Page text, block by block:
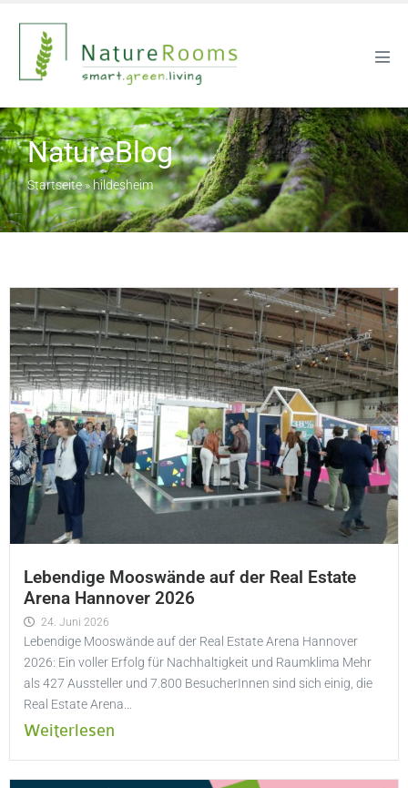
NatureBlog
Startseite»hildesheim
Lebendige Mooswände auf der Real Estate
Arena Hannover 2026
24. Juni 2026
Lebendige Mooswände auf der Real Estate Arena Hannover
2026: Ein voller Erfolg für Nachhaltigkeit und Raumklima Mehr
als 427 Aussteller und 7.800 BesucherInnen sind sich einig, die
Real Estate Arena...
Weiterlesen